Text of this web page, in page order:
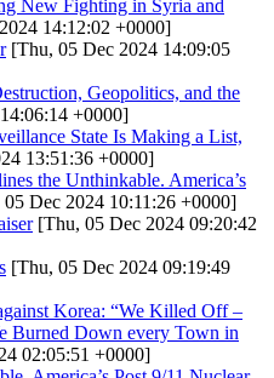
New Fighting in Syria and
14:12:02 +0000]
[Thu, 05 Dec 2024 14:09:05
Geopolitics, and the
+0000]
State Is Making a List,
13:51:36 +0000]
the Unthinkable. America’s
Dec 2024 10:11:26 +0000]
[Thu, 05 Dec 2024 09:20:42
[Thu, 05 Dec 2024 09:19:49
Korea: “We Killed Off –
Burned Down every Town in
02:05:51 +0000]